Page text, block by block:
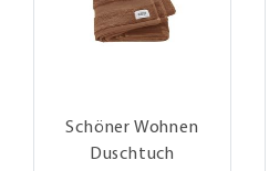
Schöner Wohnen
Duschtuch